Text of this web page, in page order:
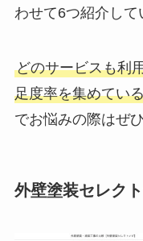
わせて6つ紹介して
どのサービスも利
足度率を集めてい
でお悩みの際はぜ
外壁塗装セレク